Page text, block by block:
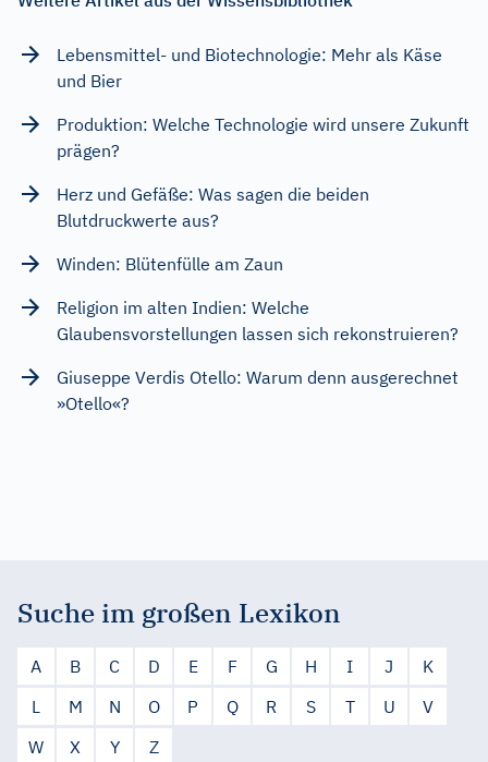
Lebensmittel- und Biotechnologie: Mehr als Käse
und Bier
Produktion: Welche Technologie wird unsere Zukunft
prägen?
Herz und Gefäße: Was sagen die beiden
Blutdruckwerte aus?
Winden: Blütenfülle am Zaun
Religion im alten Indien: Welche
Glaubensvorstellungen lassen sich rekonstruieren?
Giuseppe Verdis Otello: Warum denn ausgerechnet
»Otello«?
Suche im großen Lexikon
A B C D E F G H I J
K
L
M N O P Q R S T U
V
W
X Y Z